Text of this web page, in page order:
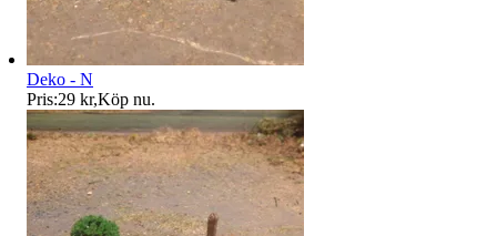
Deko - N
Pris:29 kr,Köp nu.